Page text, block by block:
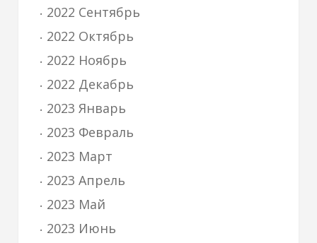
2022 Сентябрь
2022 Октябрь
2022 Ноябрь
2022 Декабрь
2023 Январь
2023 Февраль
2023 Март
2023 Апрель
2023 Май
2023 Июнь